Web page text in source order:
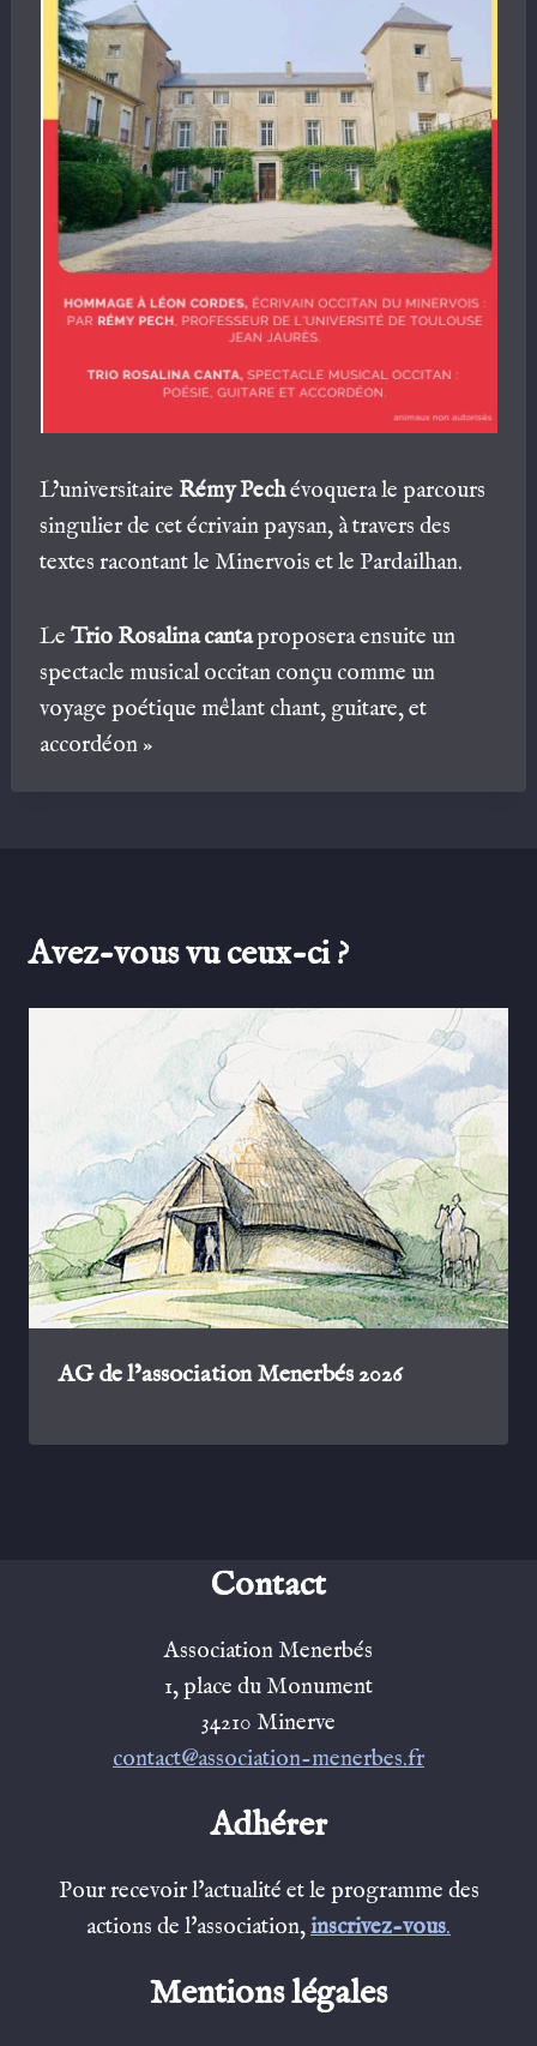
L’universitaire Rémy Pechévoquera le parcours
singulier de cet écrivain paysan, à travers des
textes racontant le Minervois et le Pardailhan.
LeTrio Rosalina cantaproposera ensuite un
spectacle musical occitan conçu comme un
voyage poétique mêlant chant, guitare, et
accordéon »
Avez-vous vu ceux-ci ?
AG de l’association Menerbés 2026
Contact
Association Menerbés
1, place du Monument
34210 Minerve
contact@association-menerbes.fr
Adhérer
Pour recevoir l'actualité et le programme des
actions de l'association,inscrivez-vous.
Mentions légales